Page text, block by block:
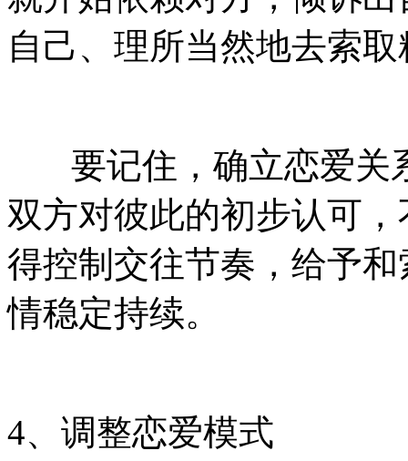
自己、理所当然地去索
要记住，确立恋爱关
双方对彼此的初步认可
得控制交往节奏，给予
情稳定持续。
4、调整恋爱模式